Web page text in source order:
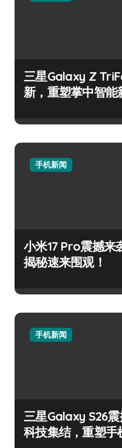
三星Galaxy Z
新，重塑掌中智能
手机新闻
小米17 Pro震撼来
揭秘速来围观！
手机新闻
三星Galaxy S26
科技集结，重塑手